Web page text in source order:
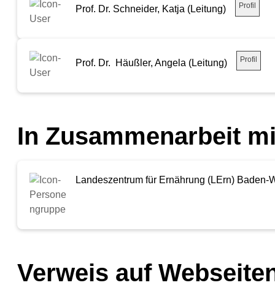
Prof. Dr. Schneider, Katja (Leitung) Profil
Prof. Dr. Häußler, Angela (Leitung) Profil
In Zusammenarbeit
Landeszentrum für Ernährung (LErn) Baden-
Verweis auf